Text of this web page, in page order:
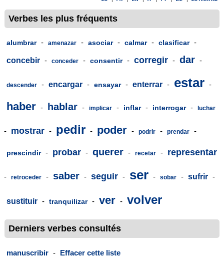
Verbes les plus fréquents
alumbrar - amenazar - asociar - calmar - clasificar -
concebir - conceder - consentir - corregir - dar -
descender - encargar - ensayar - enterrar - estar -
haber - hablar - implicar - inflar - interrogar - luchar
- mostrar - pedir - poder - podrir - prendar -
prescindir - probar - querer - recetar - representar
- retroceder - saber - seguir - ser - sobar - sufrir -
sustituir - tranquilizar - ver - volver
Derniers verbes consultés
manuscribir - Effacer cette liste